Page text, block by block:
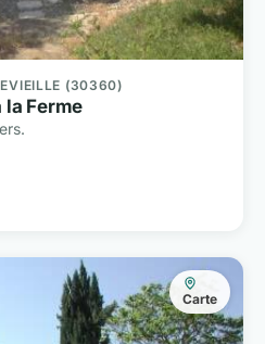
(30360)
Ferme
Carte